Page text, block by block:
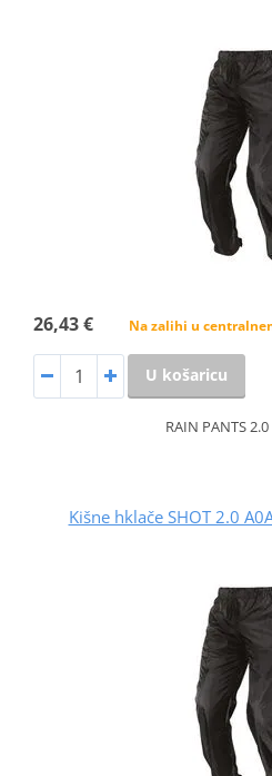
26,43 € Na zalihi u
U košaricu
RAIN PANTS
Kišne hklače SHOT 2.0